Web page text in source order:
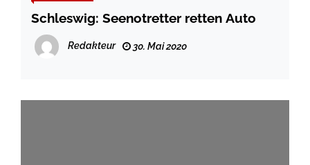
Schleswig: Seenotretter retten Auto
Redakteur 30. Mai 2020